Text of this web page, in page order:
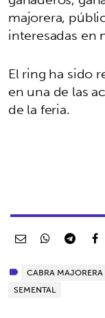
majorera,
interesadas en
El ring ha sido
en una de las
de la feria.
CABRA MAJORERA
SEMENTAL